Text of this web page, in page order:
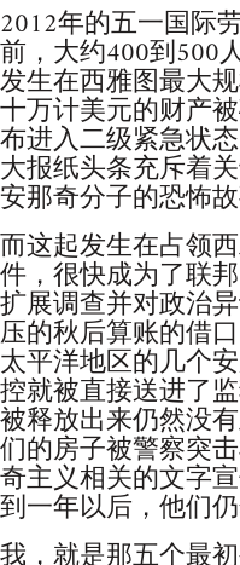
2012年的五一国际
前，大约400到500
发生在西雅图最大
十万计美元的财产
布进入二级紧急状
大报纸头条充斥着
安那奇分子的恐怖故
而这起发生在占领
件，很快成为了联
扩展调查并对政治
压的秋后算账的借
太平洋地区的几个
控就被直接送进了
被释放出来仍然没
们的房子被警察突
奇主义相关的文字
到一年以后，他们仍